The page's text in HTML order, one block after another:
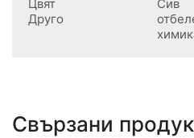
Цвят
Сив
Друго
Свързани